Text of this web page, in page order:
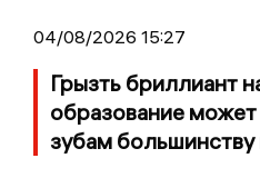
04/08/2026 15:27
Грызть бриллиант
образование может
зубам большинству